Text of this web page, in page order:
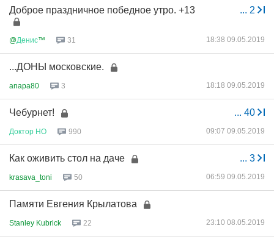
... 2
Доброе праздничное победное утро. +13
@Денис™ 31 18:38 09.05.2019
...ДОНЫ московские.
anapa80 3 18:18 09.05.2019
... 40
Чебурнет!
Доктор НО 990 09:07 09.05.2019
... 3
Как оживить стол на даче
krasava_toni 50 06:59 09.05.2019
Памяти Евгения Крылатова
Stanley Kubrick 22 23:10 08.05.2019